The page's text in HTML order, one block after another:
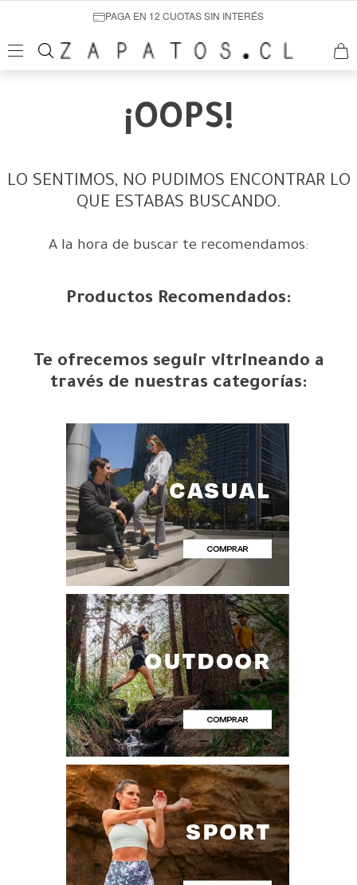
PAGA EN 12 CUOTAS SIN INTERÉS
¡OOPS!
LO SENTIMOS, NO PUDIMOS ENCONTRAR LO
QUE ESTABAS BUSCANDO.
A la hora de buscar te recomendamos:
Productos Recomendados:
Te ofrecemos seguir vitrineando a
través de nuestras categorías: